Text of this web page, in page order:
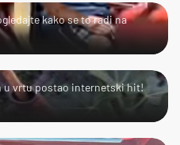
kako se to radi na
u vrtu postao internetski hit!